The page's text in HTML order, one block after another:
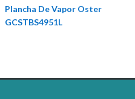
Plancha De Vapor Oster
GCSTBS4951L